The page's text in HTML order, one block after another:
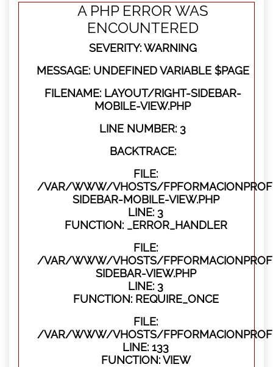
A PHP ERROR WAS
ENCOUNTERED
SEVERITY: WARNING
MESSAGE: UNDEFINED VARIABLE $PAGE
FILENAME: LAYOUT/RIGHT-SIDEBAR-
MOBILE-VIEW.PHP
LINE NUMBER: 3
BACKTRACE:
FILE:
/VAR/WWW/VHOSTS/
SIDEBAR-MOBILE-VIEW.PHP
LINE: 3
FUNCTION: _ERROR_HANDLER
FILE:
/VAR/WWW/VHOSTS/
SIDEBAR-VIEW.PHP
LINE: 3
FUNCTION: REQUIRE_ONCE
FILE:
/VAR/WWW/VHOSTS/
LINE: 133
FUNCTION: VIEW